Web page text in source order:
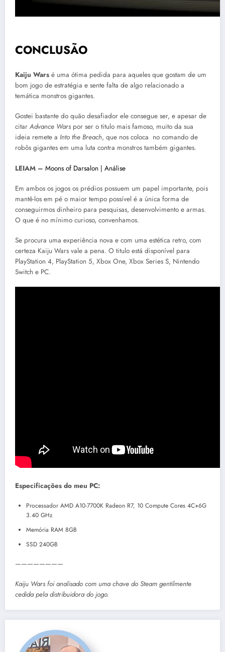
CONCLUSÃO
Kaiju Wars é uma ótima pedida para aqueles que gostam de um
bom jogo de estratégia e sente falta de algo relacionado a
temática monstros gigantes.
Gostei bastante do quão desafiador ele consegue ser, e apesar de
citar Advance Wars por ser o titulo mais famoso, muito da sua
ideia remete a Into the Breach, que nos coloca no comando de
robôs gigantes em uma luta contra monstros também gigantes.
LEIAM – Moons of Darsalon | Análise
Em ambos os jogos os prédios possuem um papel importante, pois
mantê-los em pé o maior tempo possível é a única forma de
conseguirmos dinheiro para pesquisas, desenvolvimento e armas.
O que é no mínimo curioso, convenhamos.
Se procura uma experiência nova e com uma estética retro, com
certeza Kaiju Wars vale a pena. O titulo está disponível para
PlayStation 4, PlayStation 5, Xbox One, Xbox Series S, Nintendo
Switch e PC.
Especificações do meu PC:
Processador AMD A10-7700K Radeon R7, 10 Compute Cores 4C+6G
3.40 GHz
Memória RAM 8GB
SSD 240GB
————————
Kaiju Wars foi analisado com uma chave do Steam gentilmente
cedida pela distribuidora do jogo.